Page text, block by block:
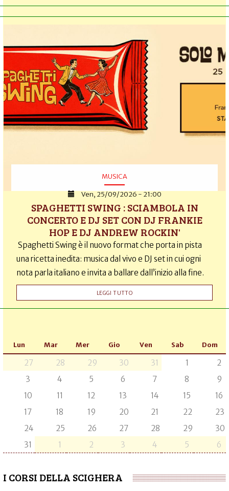
MUSICA
Ven, 25/09/2026 - 21:00
SPAGHETTI SWING : SCIAMBOLA IN
CONCERTO E DJ SET CON DJ FRANKIE
HOP E DJ ANDREW ROCKIN'
Spaghetti Swing è il nuovo format che porta in pista
una ricetta inedita: musica dal vivo e DJ set in cui ogni
nota parla italiano e invita a ballare dall’inizio alla fine.
LEGGI TUTTO
Lun Mar Mer Gio Ven Sab Dom
27 28 29 30 31 1
2
3
4 5 6 7 8
9
10
11 12 13 14 15
16
17
18 19 20 21 22
23
24
25 26 27 28 29
30
31
1 2 3 4 5 6
I CORSI DELLA SCIGHERA